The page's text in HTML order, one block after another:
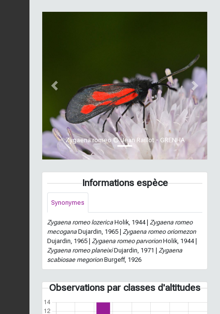
Zygaena romeo © Jean Raillot - GRENHA
Previous Next
Informations espèce
Synonymes
Zygaena romeo lozericaHolik, 1944 | Zygaena romeo
mecoganaDujardin, 1965 | Zygaena romeo oriomezon
Dujardin, 1965 | Zygaena romeo parvorionHolik, 1944 |
Zygaena romeo planeixiDujardin, 1971 | Zygaena
scabiosae megorionBurgeff, 1926
Observations par classes d'altitudes